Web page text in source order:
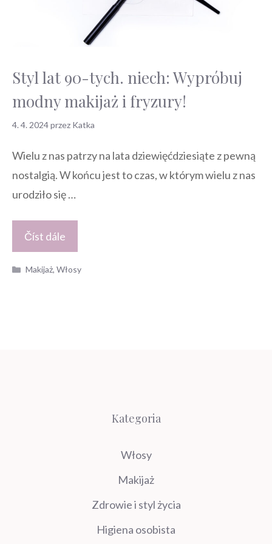
Styl lat 90-tych. niech: Wypróbuj
modny makijaż i fryzury!
4. 4. 2024przez Katka
Wielu z nas patrzy na lata dziewięćdziesiąte z pewną
nostalgią. W końcu jest to czas, w którym wielu z nas
urodziło się …
Číst dále
Kategorie
Makijaż,Włosy
Kategoria
Włosy
Makijaż
Zdrowie i styl życia
Higiena osobista